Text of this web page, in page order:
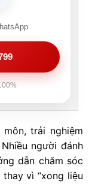
trải nghiệm
người đánh
dẫn chăm sóc
vì “xong liệu